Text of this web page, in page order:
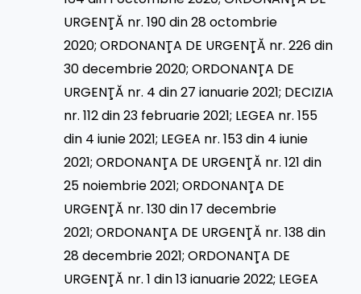
URGENŢĂ nr. 190 din 28 octombrie
2020;ORDONANŢA DE URGENŢĂ nr. 226 din
30 decembrie 2020;ORDONANŢA DE
URGENŢĂ nr. 4 din 27 ianuarie 2021; DECIZIA
nr. 112 din 23 februarie 2021; LEGEA nr. 155
din 4 iunie 2021; LEGEA nr. 153 din 4 iunie
2021;ORDONANŢA DE URGENŢĂ nr. 121 din
25 noiembrie 2021;ORDONANŢA DE
URGENŢĂ nr. 130 din 17 decembrie
2021;ORDONANŢA DE URGENŢĂ nr. 138 din
28 decembrie 2021;ORDONANŢA DE
URGENŢĂ nr. 1 din 13 ianuarie 2022; LEGEA